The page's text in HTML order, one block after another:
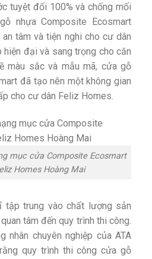
tuyệt đối 100% và chống mối
nhựa Composite Ecosmart
tâm và tiện nghi cho cư dân
đại và sang trọng cho căn
màu sắc và mẫu mã, cửa gỗ
đã tạo nên một không gian
cho cư dân Feliz Homes.
mục cửa Composite Ecosmart
Homes Hoàng Mai
tập trung vào chất lượng sản
tâm đến quy trình thi công.
chuyên nghiệp của ATA
quy trình thi công cửa gỗ